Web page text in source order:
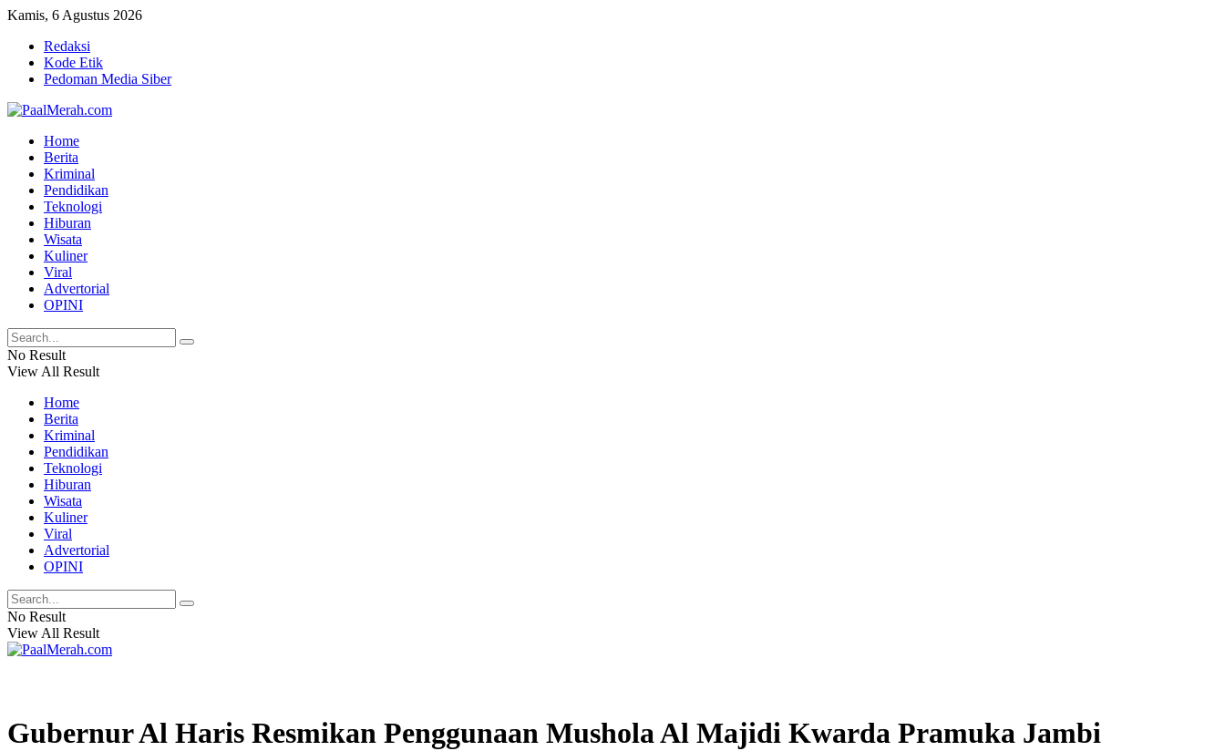
Kamis, 6 Agustus 2026
Redaksi
Kode Etik
Pedoman Media Siber
Home
Berita
Kriminal
Pendidikan
Teknologi
Hiburan
Wisata
Kuliner
Viral
Advertorial
OPINI
No Result
View All Result
Home
Berita
Kriminal
Pendidikan
Teknologi
Hiburan
Wisata
Kuliner
Viral
Advertorial
OPINI
No Result
View All Result
Gubernur Al Haris Resmikan Penggunaan Mushola Al Majidi Kwarda Pramuka Jambi